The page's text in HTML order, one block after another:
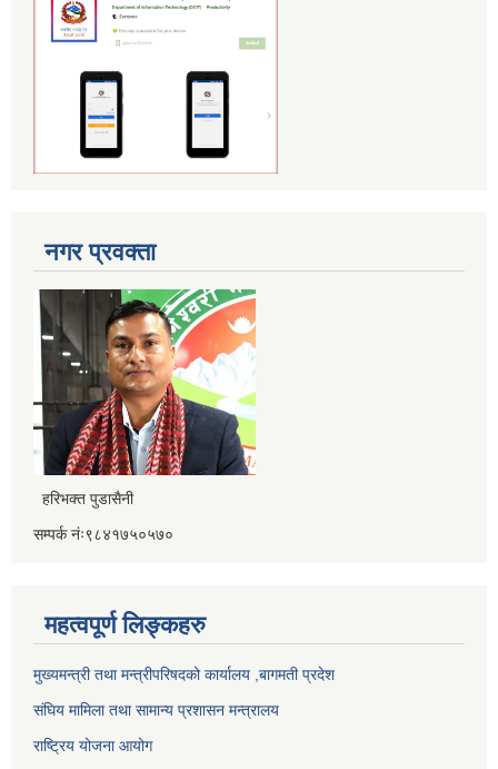
नगर प्रवक्ता
हरिभक्त पुडासैनी
सम्पर्क नंः९८४१७५०५७०
महत्वपूर्ण लिङ्कहरु
मुख्यमन्त्री तथा मन्त्रीपरिषदको कार्यालय ,बागमती प्रदेश
संघिय मामिला तथा सामान्य प्रशासन मन्त्रालय
राष्ट्रिय योजना आयोग